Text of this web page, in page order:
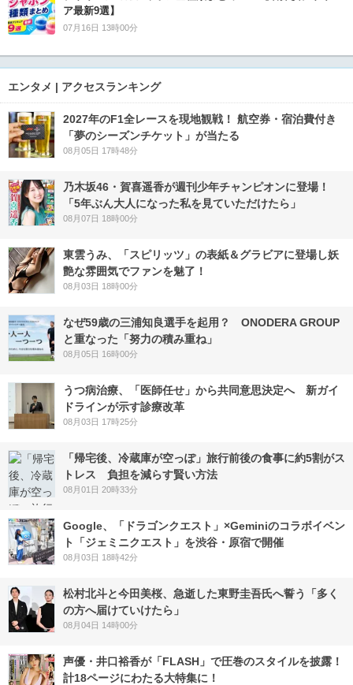
ア最新9選】
07月16日 13時00分
エンタメ | アクセスランキング
2027年のF1全レースを現地観戦！ 航空券・宿泊費付き
「夢のシーズンチケット」が当たる
08月05日 17時48分
乃木坂46・賀喜遥香が週刊少年チャンピオンに登場！
「5年ぶん大人になった私を見ていただけたら」
08月07日 18時00分
東雲うみ、「スピリッツ」の表紙＆グラビアに登場し妖
艶な雰囲気でファンを魅了！
08月03日 18時00分
なぜ59歳の三浦知良選手を起用？ ONODERA GROUP
と重なった「努力の積み重ね」
08月05日 16時00分
うつ病治療、「医師任せ」から共同意思決定へ 新ガイ
ドラインが示す診療改革
08月03日 17時25分
「帰宅後、冷蔵庫が空っぽ」旅行前後の食事に約5割がス
トレス 負担を減らす賢い方法
08月01日 20時33分
Google、「ドラゴンクエスト」×Geminiのコラボイベン
ト「ジェミニクエスト」を渋谷・原宿で開催
08月03日 18時42分
松村北斗と今田美桜、急逝した東野圭吾氏へ誓う「多く
の方へ届けていけたら」
08月04日 14時00分
声優・井口裕香が「FLASH」で圧巻のスタイルを披露！
計18ページにわたる大特集に！